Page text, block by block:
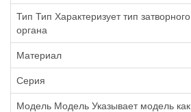
Тип Тип Характеризует тип затворного
органа
Материал
Серия
Модель Модель Указывает модель как